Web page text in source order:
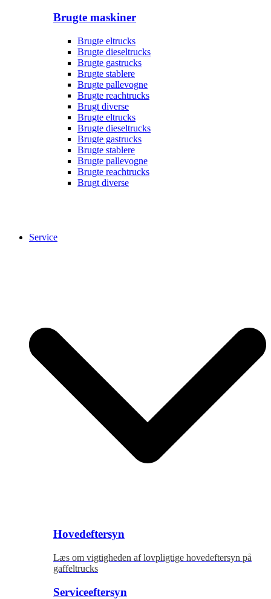
Brugte maskiner
Brugte eltrucks
Brugte dieseltrucks
Brugte gastrucks
Brugte stablere
Brugte pallevogne
Brugte reachtrucks
Brugt diverse
Brugte eltrucks
Brugte dieseltrucks
Brugte gastrucks
Brugte stablere
Brugte pallevogne
Brugte reachtrucks
Brugt diverse
Service
Hovedeftersyn
Læs om vigtigheden af lovpligtige hovedeftersyn på
gaffeltrucks
Serviceeftersyn